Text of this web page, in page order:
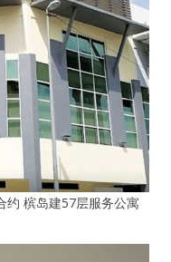
约 槟岛建57层服务公寓